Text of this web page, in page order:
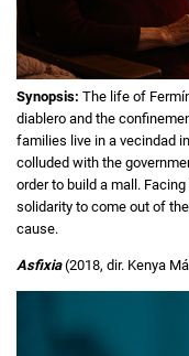
Synopsis: The life of
diablero and the
families live in a vecindad
colluded with the
order to build a mall.
solidarity to come out of
cause.
Asfixia(2018, dir. Kenya